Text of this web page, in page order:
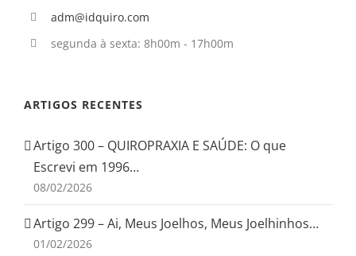
adm@idquiro.com
segunda à sexta: 8h00m - 17h00m
ARTIGOS RECENTES
Artigo 300 – QUIROPRAXIA E SAÚDE: O que
Escrevi em 1996…
08/02/2026
Artigo 299 – Ai, Meus Joelhos, Meus Joelhinhos…
01/02/2026